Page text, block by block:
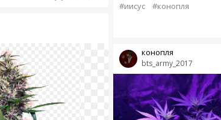
#иисус #конопля
bts_army_2017
конопля